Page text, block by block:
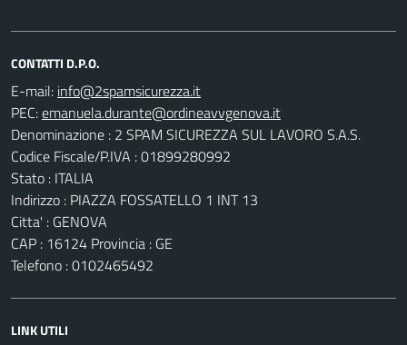
CONTATTI D.P.O.
E-mail:
PEC:
Denominazione : 2 SPAM SICUREZZA SUL LAVORO S.A.S.
Codice Fiscale/P.IVA : 01899280992
Stato : ITALIA
Indirizzo : PIAZZA FOSSATELLO 1 INT 13
Citta' : GENOVA
CAP : 16124 Provincia : GE
Telefono : 0102465492
LINK UTILI